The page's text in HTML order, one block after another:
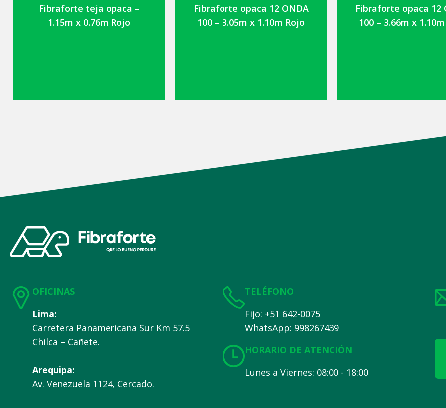
Fibraforte teja opaca –
1.15m x 0.76m Rojo
Fibraforte opaca 12 ONDA
100 – 3.05m x 1.10m Rojo
Fibraforte opaca 12
100 – 3.66m x
OFICINAS
Lima:
Carretera Panamericana Sur Km 57.5
Chilca – Cañete.
Arequipa:
Av. Venezuela 1124, Cercado.
TELÉFONO
Fijo: +51 642-0075
WhatsApp: 998267439
HORARIO DE ATENCIÓN
Lunes a Viernes: 08:00 - 18:00